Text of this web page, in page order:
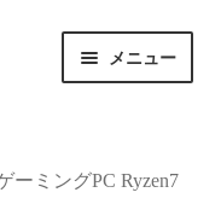
メニュー
ーミングPC Ryzen7